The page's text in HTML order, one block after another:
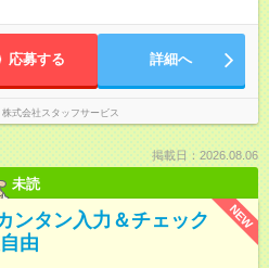
応募する 詳細へ
株式会社スタッフサービス
掲載日：2026.08.06
未読
NEW
ンタン入力＆チェック
由